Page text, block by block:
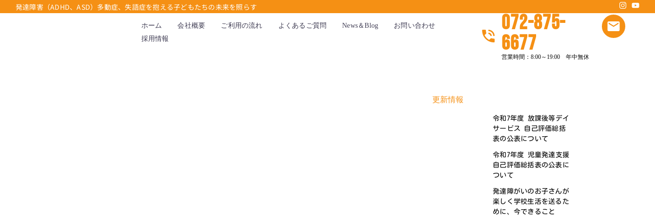
発達障害（ADHD、ASD）多動症、失語症を抱える子どもたちの未来を照らす
ホーム 会社概要 ご利用の流れ よくあるご質問 News＆Blog
お問い合わせ
採用情報
072-875-
6677
営業時間：8:00～19:00 年中無休
更新情報
令和7年度 放課後等デイ
サービス 自己評価総括
表の公表について
令和7年度 児童発達支援
自己評価総括表の公表に
ついて
発達障がいのお子さんが
楽しく学校生活を送るた
めに、今できること